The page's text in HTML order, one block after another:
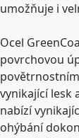
umožňuje i
Ocel
povrchovou
vynikající lesk
nabízí
ohýbání